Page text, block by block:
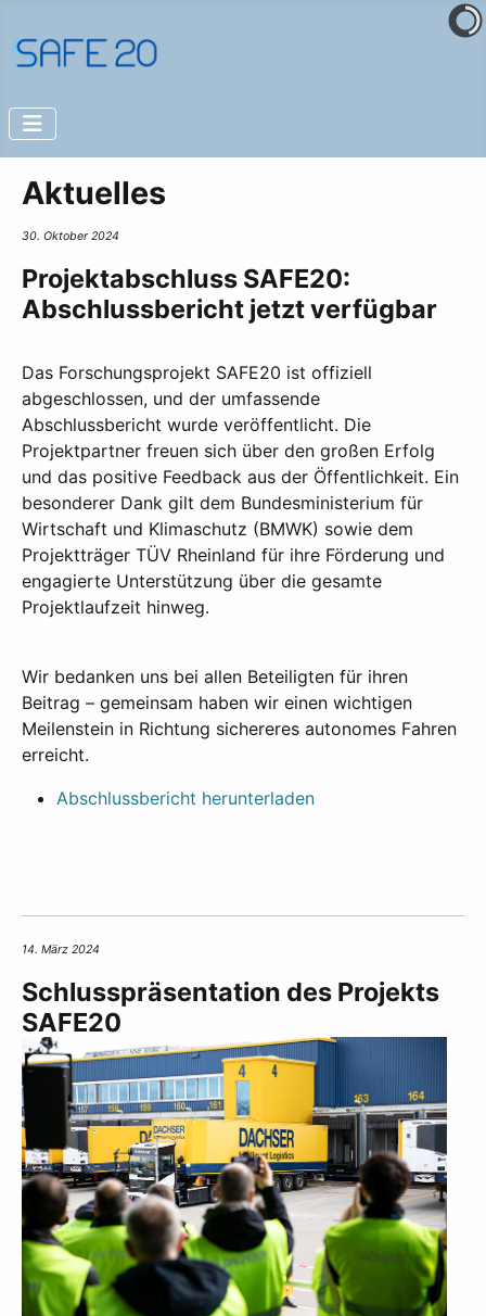
Aktuelles
30. Oktober 2024
Projektabschluss SAFE20:
Abschlussbericht jetzt verfügbar
Das Forschungsprojekt SAFE20 ist offiziell
abgeschlossen, und der umfassende
Abschlussbericht wurde veröffentlicht. Die
Projektpartner freuen sich über den großen Erfolg
und das positive Feedback aus der Öffentlichkeit. Ein
besonderer Dank gilt dem Bundesministerium für
Wirtschaft und Klimaschutz (BMWK) sowie dem
Projektträger TÜV Rheinland für ihre Förderung und
engagierte Unterstützung über die gesamte
Projektlaufzeit hinweg.
Wir bedanken uns bei allen Beteiligten für ihren
Beitrag – gemeinsam haben wir einen wichtigen
Meilenstein in Richtung sichereres autonomes Fahren
erreicht.
Abschlussbericht herunterladen
14. März 2024
Schlusspräsentation des Projekts
SAFE20